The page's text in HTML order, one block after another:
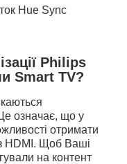
Hue Sync
Philips
Smart TV?
означає, що у
отримати
HDMI. Щоб Ваші
на контент